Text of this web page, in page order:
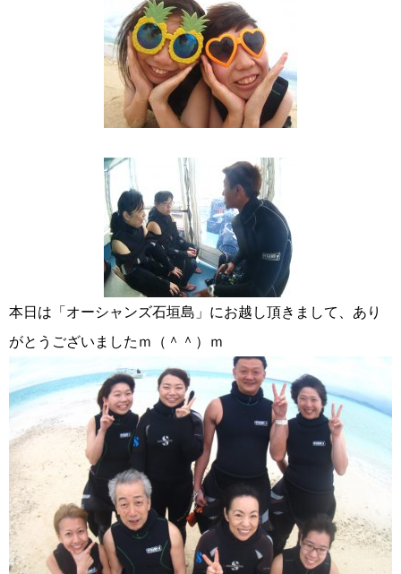
本日は「オーシャンズ石垣島」にお越し頂きまして、あり
がとうございましたｍ（＾＾）ｍ